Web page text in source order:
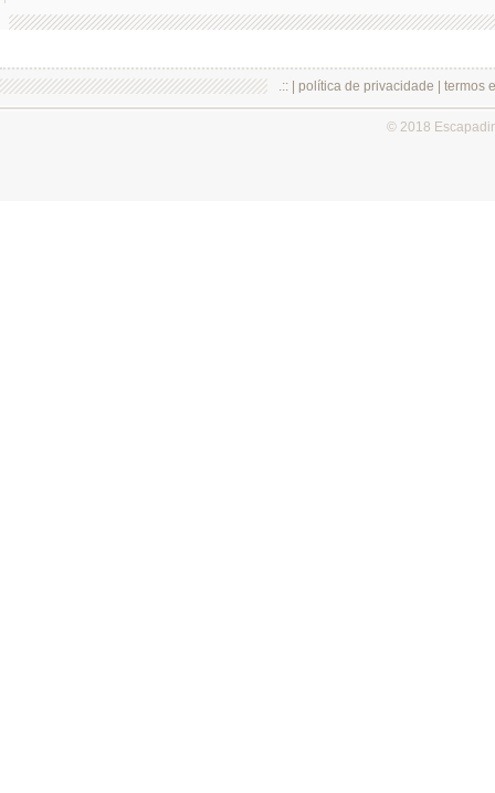
.:: | política de privacidade termos
© 2018